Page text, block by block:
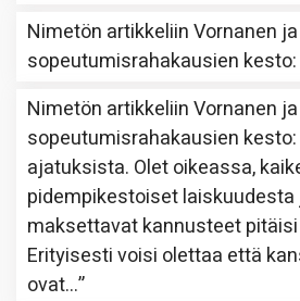
Nimetön artikkeliinVornanen ja
sopeutumisrahakausien kesto
Nimetön artikkeliinVornanen ja
sopeutumisrahakausien kesto
ajatuksista. Olet oikeassa,
pidempikestoiset
maksettavat kannusteet
Erityisesti voisi olettaa että
ovat…”